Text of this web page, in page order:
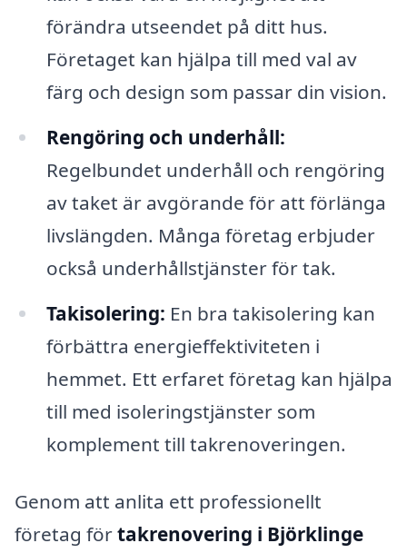
förändra utseendet på ditt hus.
Företaget kan hjälpa till med val av
färg och design som passar din vision.
Rengöring och underhåll:
Regelbundet underhåll och rengöring
av taket är avgörande för att förlänga
livslängden. Många företag erbjuder
också underhållstjänster för tak.
Takisolering: En bra takisolering kan
förbättra energieffektiviteten i
hemmet. Ett erfaret företag kan hjälpa
till med isoleringstjänster som
komplement till takrenoveringen.
Genom att anlita ett professionellt
företag förtakrenovering i Björklinge